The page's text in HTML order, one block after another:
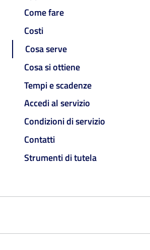
Come fare
Costi
Cosa serve
Cosa si ottiene
Tempi e scadenze
Accedi al servizio
Condizioni di servizio
Contatti
Strumenti di tutela